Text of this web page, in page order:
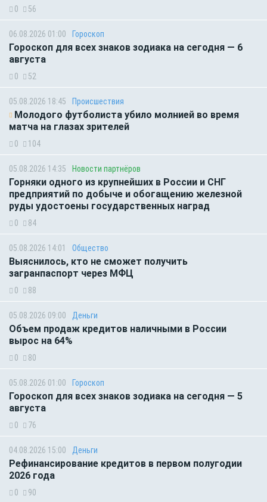
0 56
06.08.2026 01:00 Гороскоп
Гороскоп для всех знаков зодиака на сегодня — 6
августа
0 52
05.08.2026 18:45 Происшествия
Молодого футболиста убило молнией во время
матча на глазах зрителей
0 104
05.08.2026 14:35 Новости партнёров
Горняки одного из крупнейших в России и СНГ
предприятий по добыче и обогащению железной
руды удостоены государственных наград
0 84
05.08.2026 14:01 Общество
Выяснилось, кто не сможет получить
загранпаспорт через МФЦ
0 88
05.08.2026 09:00 Деньги
Объем продаж кредитов наличными в России
вырос на 64%
0 80
05.08.2026 01:00 Гороскоп
Гороскоп для всех знаков зодиака на сегодня — 5
августа
0 76
04.08.2026 15:00 Деньги
Рефинансирование кредитов в первом полугодии
2026 года
0 90